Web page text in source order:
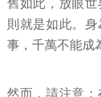
舊如此，放眼
則就是如此。
事，千萬不能成
然而，請注意